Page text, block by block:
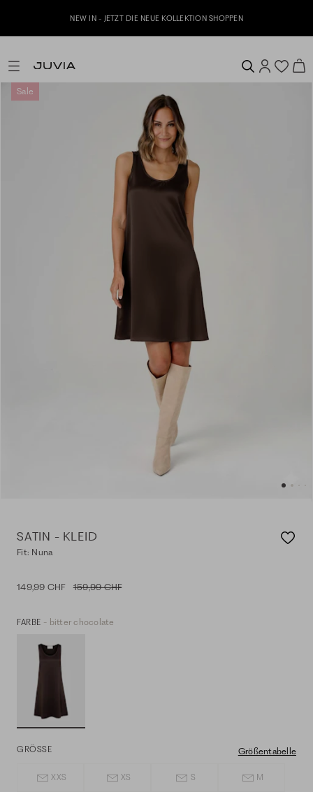
NEW IN - JETZT DIE NEUE KOLLEKTION SHOPPEN
Sale
SATIN - KLEID
Fit: Nuna
149,99 CHF 159,99 CHF
FARBE - bitter chocolate
GRÖSSE Größentabelle
XXS XS S M